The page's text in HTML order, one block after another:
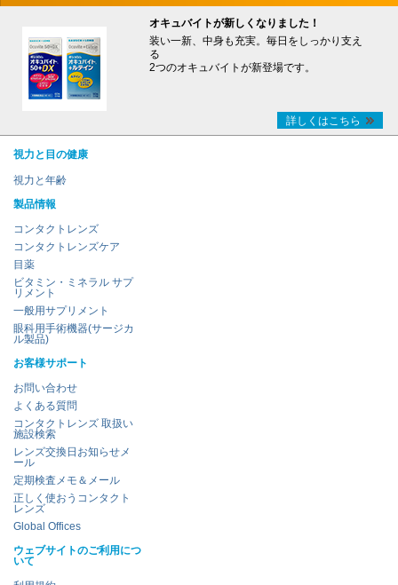
オキュバイトが新しくなりました！
装い一新、中身も充実。毎日をしっかり支え
る
2つのオキュバイトが新登場です。
詳しくはこちら
視力と目の健康
視力と年齢
製品情報
コンタクトレンズ
コンタクトレンズケア
目薬
ビタミン・ミネラル サプ
リメント
一般用サプリメント
眼科用手術機器(サージカ
ル製品)
お客様サポート
お問い合わせ
よくある質問
コンタクトレンズ 取扱い
施設検索
レンズ交換日お知らせメ
ール
定期検査メモ＆メール
正しく使おうコンタクト
レンズ
Global Offices
ウェブサイトのご利用につ
いて